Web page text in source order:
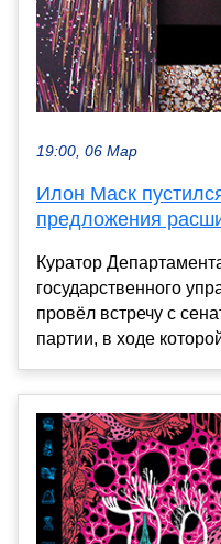
19:00, 06 Мар
Илон Маск
предложения
Куратор
государственного
провёл встречу с
партии, в ходе